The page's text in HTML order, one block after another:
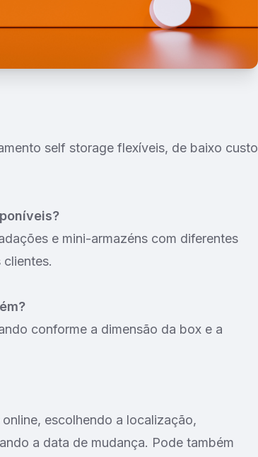
self storage flexíveis, de baixo custo
e mini-armazéns com diferentes
conforme a dimensão da box e a
escolhendo a localização,
a data de mudança. Pode também